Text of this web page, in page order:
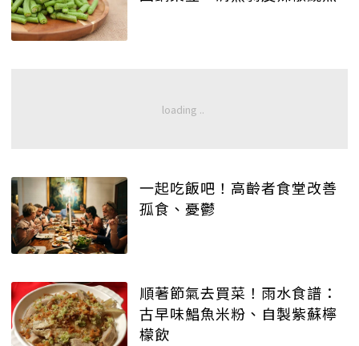
一起吃飯吧！高齡者食堂改善
孤食、憂鬱
順著節氣去買菜！雨水食譜：
古早味鯧魚米粉、自製紫蘇檸
檬飲